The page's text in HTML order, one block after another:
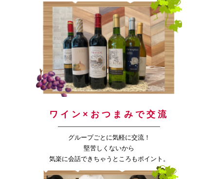
ワ イ ン × お つ ま み で 交 流
─────────────────────
グループごとに気軽に交流！
堅苦しくないから
気楽に会話できちゃうところもポイント。